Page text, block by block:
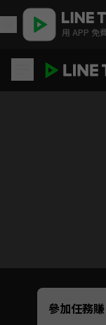
用 APP 免
Unmute
如有不
參加任務